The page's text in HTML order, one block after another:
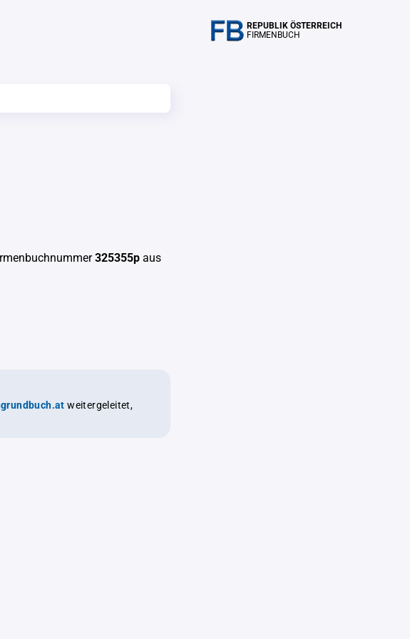
REPUBLIK ÖSTERREICH
FIRMENBUCH
325355p aus
weitergeleitet,